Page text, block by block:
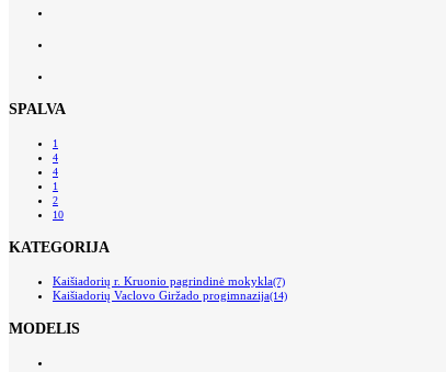
SPALVA
1
4
4
1
2
10
KATEGORIJA
Kaišiadorių r. Kruonio pagrindinė mokykla(7)
Kaišiadorių Vaclovo Giržado progimnazija(14)
MODELIS